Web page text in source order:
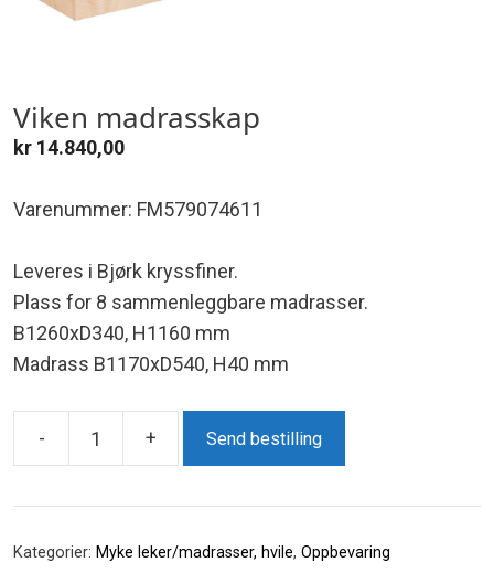
Viken madrasskap
kr 14.840,00
Varenummer: FM579074611
Leveres i Bjørk kryssfiner.
Plass for 8 sammenleggbare madrasser.
B1260xD340, H1160 mm
Madrass B1170xD540, H40 mm
-
Viken
antall
+ Send bestilling
Kategorier: Myke leker/madrasser, hvile, Oppbevaring